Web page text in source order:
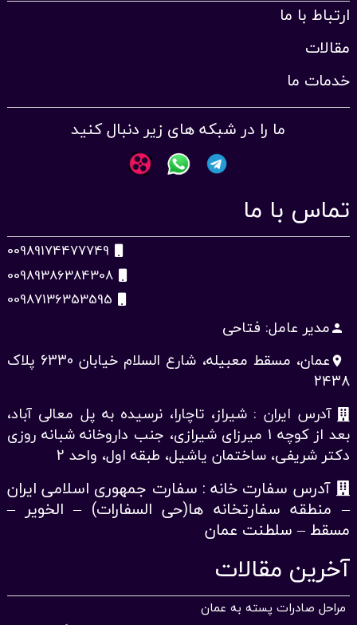
ارتباط با ما
مقالات
خدمات ما
ما را در شبکه های زیر دنبال کنید
تماس با ما
00989174477749
00989386384308
00987136353595
person مدیر عامل: فتاحی
place
عمان، مسقط معبیله، شارع السلام خیابان 6330 پلاک
2438
آدرس ایران : شیراز، تاچارا، نرسیده به پل معالی آباد،
بعد از کوچه 1 میرزای شیرازی، جنب داروخانه شبانه روزی
دکتر شریفی، ساختمان یاشیل، طبقه اول، واحد 2
آدرس سفارت خانه : سفارت جمهوری اسلامی ایران
– منطقه سفارتخانه ها(حی السفارات) – الخویر –
مسقط – سلطنت عمان
آخرین مقالات
مراحل صادرات پسته به عمان